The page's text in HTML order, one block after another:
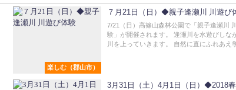
楽しむ（郡山市）
７月21日（日）◆親子逢瀬川 川遊び
7/21（日）高篠山森林公園で「親子逢瀬川
験」が開催されます。 逢瀬川を水遊びしな
川を上っていきます。 自然に直にふれあえ学
3月31日（土）4月1日（日）◆2018